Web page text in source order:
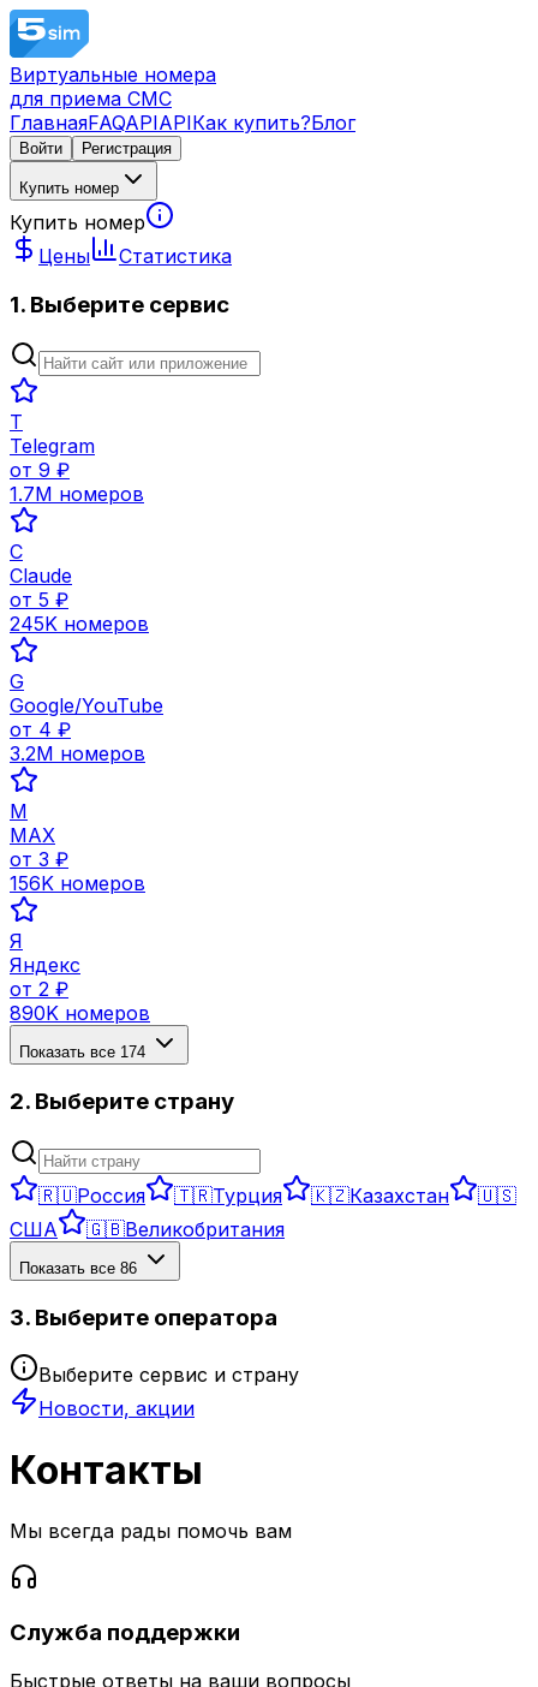
Виртуальные номера
для приема СМС
ГлавнаяFAQAPIAPIКак купить?Блог
Войти Регистрация
Купить номер
Купить номер
Цены
Статистика
1. Выберите сервис
T
Telegram
от 9 ₽
1.7M номеров
C
Claude
от 5 ₽
245K номеров
G
Google/YouTube
от 4 ₽
3.2M номеров
M
MAX
от 3 ₽
156K номеров
Я
Яндекс
от 2 ₽
890K номеров
Показать все 174
2. Выберите страну
🇷🇺Россия 🇹🇷Турция 🇰🇿Казахстан
🇺🇸
США
🇬🇧Великобритания
Показать все 86
3. Выберите оператора
Выберите сервис и страну
Новости, акции
Контакты
Мы всегда рады помочь вам
Служба поддержки
Быстрые ответы на ваши вопросы